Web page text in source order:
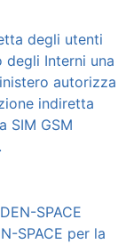
degli utenti
degli Interni una
autorizza
indiretta
SIM GSM
SPACE
SPACE per la